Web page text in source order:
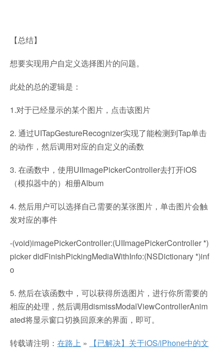
【总结】
想要实现用户自定义选择图片的问题。
此处的总的逻辑是：
1.对于已经显示的某个图片，点击该图片
2. 通过UITapGestureRecognizer实现了能检测到Tap单击
的动作，然后调用对应的自定义的函数
3. 在函数中，使用UIImagePickerController去打开iOS
（模拟器中的）相册Album
4. 然后用户可以选择自己需要的某张图片，单击图片会触
发对应的事件
-(void)imagePickerController:(UIImagePickerController *)
picker didFinishPickingMediaWithInfo:(NSDictionary *)inf
o
5. 然后在该函数中，可以获得所选图片，进行你所需要的
相应的处理，然后调用dismissModalViewControllerAnim
ated将显示窗口切换回原来的界面，即可。
转载请注明： 在路上 »
【已解决】关于iOS/iPhone中的文